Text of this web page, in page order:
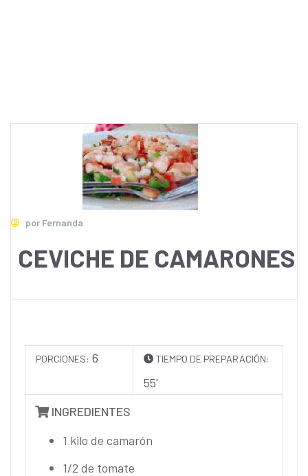
por Fernanda
CEVICHE DE CAMARONES
PORCIONES: 6 TIEMPO DE PREPARACIÓN:
55'
INGREDIENTES
1 kilo de camarón
1/2 de tomate